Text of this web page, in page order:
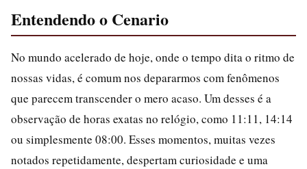
Entendendo o Cenario
No mundo acelerado de hoje, onde o tempo dita o ritmo de
nossas vidas, é comum nos depararmos com fenômenos
que parecem transcender o mero acaso. Um desses é a
observação de horas exatas no relógio, como 11:11, 14:14
ou simplesmente 08:00. Esses momentos, muitas vezes
notados repetidamente, despertam curiosidade e uma